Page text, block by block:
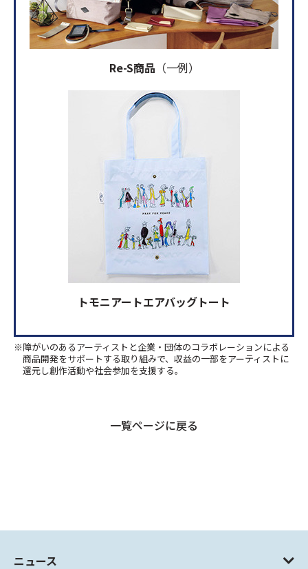
Re-S商品 （一例）
トモニアートエアバッグトート
※障がいのあるアーティストと企業・団体のコラボレーションによる
商品開発をサポートする取り組みで、収益の一部をアーティストに
還元し創作活動や社会参加を支援する。
一覧ページに戻る
ニュース